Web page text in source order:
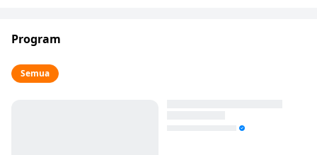
Program
Semua